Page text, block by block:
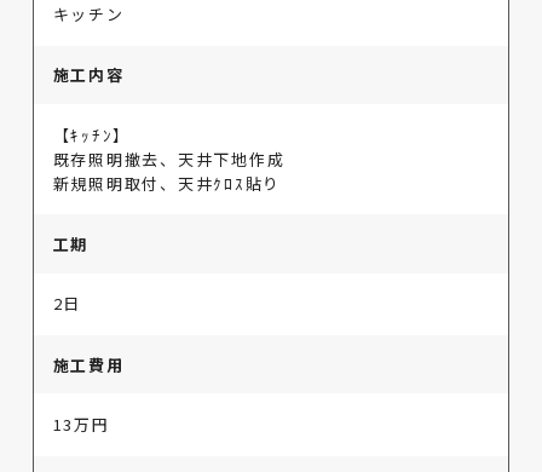
キッチン
施工内容
【ｷｯﾁﾝ】
既存照明撤去、天井下地作成
新規照明取付、天井ｸﾛｽ貼り
工期
2日
施工費用
13万円